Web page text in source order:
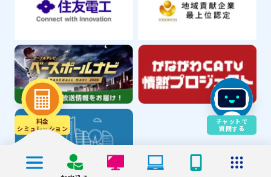
料金
シミュレ－ション
チャットで
質問する